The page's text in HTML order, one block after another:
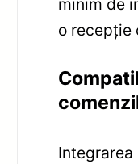
minim de
o recepție